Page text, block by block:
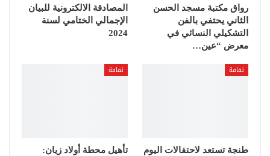
رواق مكتبة مسجد الحسن
الثاني يحتفي بالفن
التشكيلي النسائي في
معرض “عين…
المصادقة الالكترونية للبيان
الإجمالي الختامي لسنة
2024
ثقافة
طنجة تستعد لاحتفالات اليوم
ثقافة
تأهيل محطة أولاد زيان: